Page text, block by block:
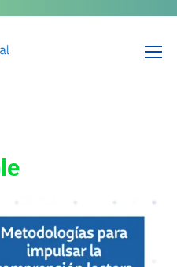
impulsar
lectora